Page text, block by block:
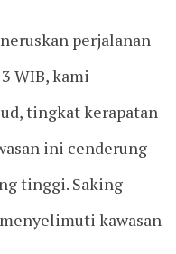
perjalanan
WIB, kami
tingkat kerapatan
ini cenderung
tinggi. Saking
kawasan